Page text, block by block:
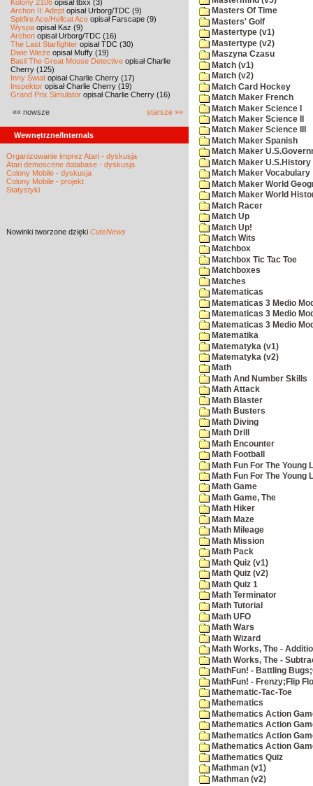
Kolony 2106 opisał tbxx (3)
Archon II: Adept opisał Urborg/TDC (9)
Spitfire Ace/Hellcat Ace opisał Farscape (9)
Wyspa opisał Kaz (9)
Archon opisał Urborg/TDC (16)
The Last Starfighter opisał TDC (30)
Dwie Wieże opisał Muffy (19)
Basil The Great Mouse Detective opisał Charlie
Cherry (125)
Inny Świat opisał Charlie Cherry (17)
Inspektor opisał Charlie Cherry (19)
Grand Prix Simulator opisał Charlie Cherry (16)
«« nowsze starsze »»
Wewnętrzne/Internals
Organizowanie imprez Atari - dyskusja
Atari demoscene database - dyskusja
Colony Mobile - dyskusja
Colony Mobile - projekt
Statystyki
Nowinki tworzone dzięki CuteNews
Masters Of Time
Masters' Golf
Mastertype (v1)
Mastertype (v2)
Maszyna Czasu
Match (v1)
Match (v2)
Match Card Hockey
Match Maker French
Match Maker Science I
Match Maker Science II
Match Maker Science III
Match Maker Spanish
Match Maker
Match Maker U.S.History
Match Maker Vocabulary
Match Maker World
Match Maker World
Match Racer
Match Up
Match Up!
Match Wits
Matchbox
Matchbox Tic Tac Toe
Matchboxes
Matches
Matematicas
Matematicas 3 Medio
Matematicas 3 Medio
Matematicas 3 Medio
Matematika
Matematyka (v1)
Matematyka (v2)
Math
Math And Number Skills
Math Attack
Math Blaster
Math Busters
Math Diving
Math Drill
Math Encounter
Math Football
Math Fun For The Young
Math Fun For The Young
Math Game
Math Game, The
Math Hiker
Math Maze
Math Mileage
Math Mission
Math Pack
Math Quiz (v1)
Math Quiz (v2)
Math Quiz 1
Math Terminator
Math Tutorial
Math UFO
Math Wars
Math Wizard
Math Works, The -
Math Works, The -
MathFun! - Battling
MathFun! - Frenzy;Flip
Mathematic-Tac-Toe
Mathematics
Mathematics Action
Mathematics Action
Mathematics Action
Mathematics Action
Mathematics Quiz
Mathman (v1)
Mathman (v2)